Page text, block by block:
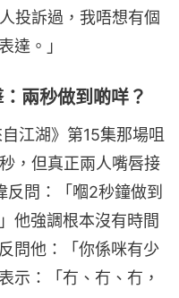
投訴過，我唔想有個
達。」
兩秒做到啲咩？
江湖》第15集那場咀
，但真正兩人嘴唇接
問：「嗰2秒鐘做到
他強調根本沒有時間
問他：「你係咪有少
示：「冇、冇、冇，